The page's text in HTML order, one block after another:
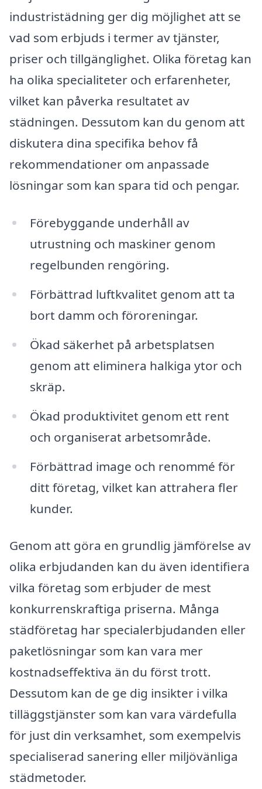
industristädning ger dig möjlighet att se
vad som erbjuds i termer av tjänster,
priser och tillgänglighet. Olika företag kan
ha olika specialiteter och erfarenheter,
vilket kan påverka resultatet av
städningen. Dessutom kan du genom att
diskutera dina specifika behov få
rekommendationer om anpassade
lösningar som kan spara tid och pengar.
Förebyggande underhåll av
utrustning och maskiner genom
regelbunden rengöring.
Förbättrad luftkvalitet genom att ta
bort damm och föroreningar.
Ökad säkerhet på arbetsplatsen
genom att eliminera halkiga ytor och
skräp.
Ökad produktivitet genom ett rent
och organiserat arbetsområde.
Förbättrad image och renommé för
ditt företag, vilket kan attrahera fler
kunder.
Genom att göra en grundlig jämförelse av
olika erbjudanden kan du även identifiera
vilka företag som erbjuder de mest
konkurrenskraftiga priserna. Många
städföretag har specialerbjudanden eller
paketlösningar som kan vara mer
kostnadseffektiva än du först trott.
Dessutom kan de ge dig insikter i vilka
tilläggstjänster som kan vara värdefulla
för just din verksamhet, som exempelvis
specialiserad sanering eller miljövänliga
städmetoder.